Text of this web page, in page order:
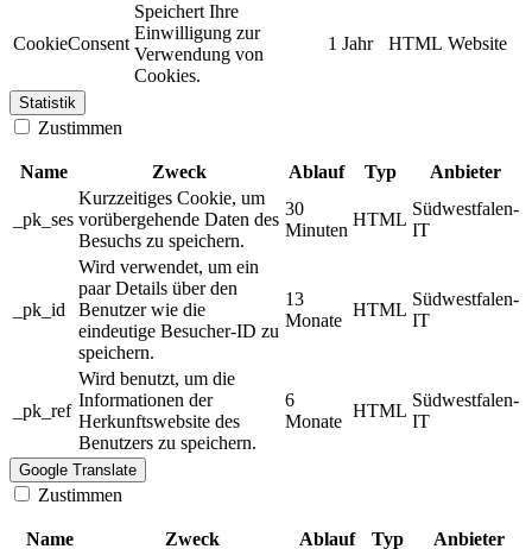
CookieConsent
Speichert Ihre
Einwilligung zur
Verwendung von
Cookies.
1 Jahr HTML Website
Statistik
Zustimmen
Name Zweck Ablauf Typ Anbieter
_pk_ses
Kurzzeitiges Cookie, um
vorübergehende Daten des
Besuchs zu speichern.
30
Minuten
HTML
Südwestfalen-
IT
_pk_id
Wird verwendet, um ein
paar Details über den
Benutzer wie die
eindeutige Besucher-ID zu
speichern.
13
Monate
HTML
Südwestfalen-
IT
_pk_ref
Wird benutzt, um die
Informationen der
Herkunftswebsite des
Benutzers zu speichern.
6
Monate
HTML
Südwestfalen-
IT
Google Translate
Zustimmen
Name Zweck Ablauf Typ Anbieter